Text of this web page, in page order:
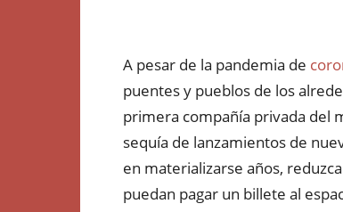
A pesar de la pandemia de
puentes y pueblos de los
primera compañía privada del
sequía de lanzamientos de
en materializarse años,
puedan pagar un billete al